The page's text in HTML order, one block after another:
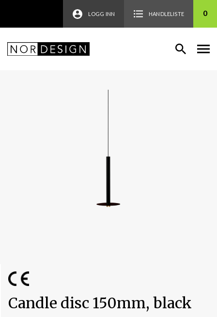
LOGG INN HANDLELISTE 0
Candle disc 150mm, black